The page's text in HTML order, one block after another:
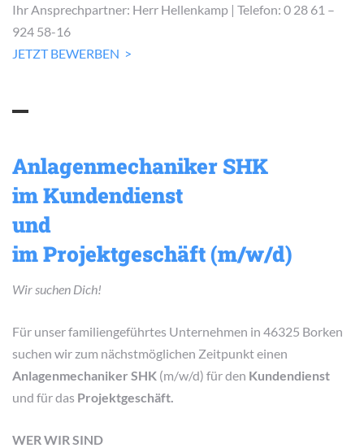
Ihr Ansprechpartner: Herr Hellenkamp | Telefon: 0 28 61 –
924 58-16
JETZT BEWERBEN >
Anlagenmechaniker SHK
im Kundendienst
und
im Projektgeschäft (m/w/d)
Wir suchen Dich!
Für unser familiengeführtes Unternehmen in 46325 Borken
suchen wir zum nächstmöglichen Zeitpunkt einen
Anlagenmechaniker SHK (m/w/d) für den Kundendienst
und für das Projektgeschäft.
WER WIR SIND